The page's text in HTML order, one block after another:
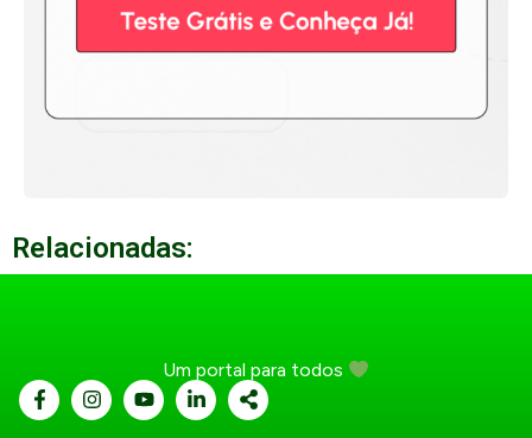
Relacionadas:
Um portal para todos